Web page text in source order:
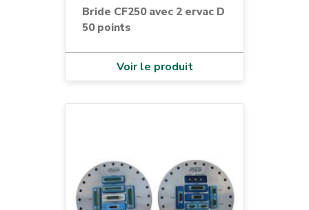
Bride CF250 avec 2 ervac D
50 points
Voir le produit